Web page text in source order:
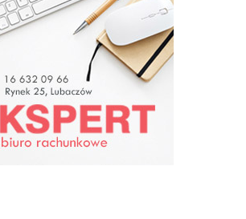
Uroczystości patriotyczne
w Podlesiu gm Lubaczów
cz 1